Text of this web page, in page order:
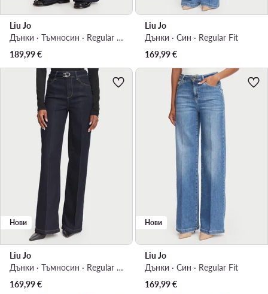
Liu Jo
Дънки · Тъмносин · Regular Fit
189,99€
Liu Jo
Дънки · Син · Regular Fit
169,99€
Нови
Liu Jo
Дънки · Тъмносин · Regular Fit
169,99€
Нови
Liu Jo
Дънки · Син · Regular Fit
169,99€